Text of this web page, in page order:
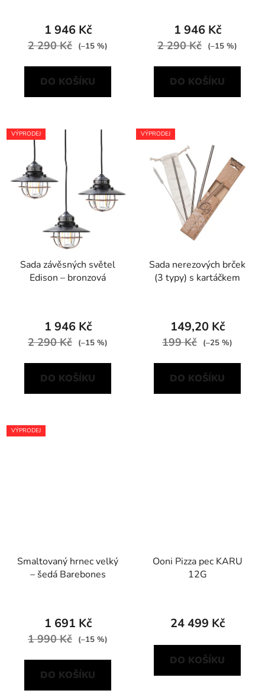
1 946 Kč
2 290 Kč (–15 %)
DO KOŠÍKU
1 946 Kč
2 290 Kč (–15 %)
DO KOŠÍKU
VÝPRODEJ
Sada závěsných světel
Edison – bronzová
1 946 Kč
2 290 Kč (–15 %)
DO KOŠÍKU
VÝPRODEJ
Sada nerezových brček
(3 typy) s kartáčkem
149,20 Kč
199 Kč (–25 %)
DO KOŠÍKU
VÝPRODEJ
Smaltovaný hrnec velký
– šedá Barebones
1 691 Kč
1 990 Kč (–15 %)
DO KOŠÍKU
Ooni Pizza pec KARU
12G
24 499 Kč
DO KOŠÍKU